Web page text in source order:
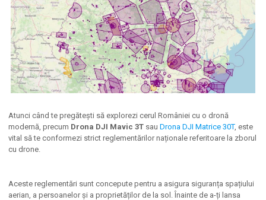
Atunci când te pregătești să explorezi cerul României cu o dronă
modernă, precum Drona DJI Mavic 3T sauDrona DJI Matrice 30T, este
vital să te conformezi strict reglementărilor naționale referitoare la zborul
cu drone.
Aceste reglementări sunt concepute pentru a asigura siguranța spațiului
aerian, a persoanelor și a proprietăților de la sol. Înainte de a-ți lansa